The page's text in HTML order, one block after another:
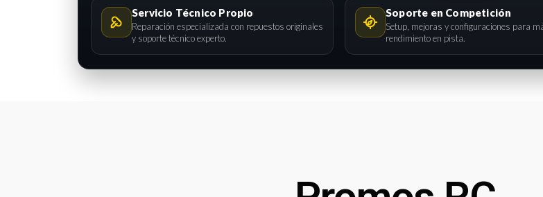
Servicio Técnico Propio
Reparación especializada con repuestos originales
y soporte técnico experto.
Soporte en Competición
Setup, mejoras y configuraciones para
rendimiento en pista.